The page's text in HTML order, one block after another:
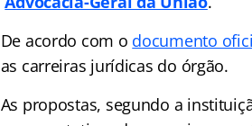
De acordo com o documento
as carreiras jurídicas do órgão.
As propostas, segundo a